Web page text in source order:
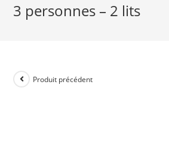
3 personnes – 2 lits
Produit précédent